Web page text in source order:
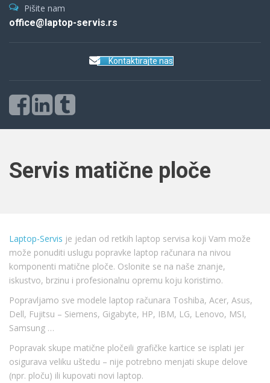
Pišite nam
office@laptop-servis.rs
Kontaktirajte nas
Servis matične ploče
Laptop-Servis je jedan od retkih laptop servisa koji Vam može
može ponuditi uslugu popravke laptop računara na nivou
komponenti matične ploče. Oslonite se na naše znanje,
iskustvo, brzinu i profesionalnu opremu koju koristimo.
Popravljamo sve modele laptop računara Toshiba, Acer, Asus,
Dell, Fujitsu – Siemens, Gigabyte, HP, IBM, LG, Lenovo, MSI,
Samsung …
Popravak skupe matične pločeili grafičke kartice se isplati jer
osigurava veliku uštedu – nije potrebno menjati skupe delove
(npr. ploču) ili kupovati novi laptop.